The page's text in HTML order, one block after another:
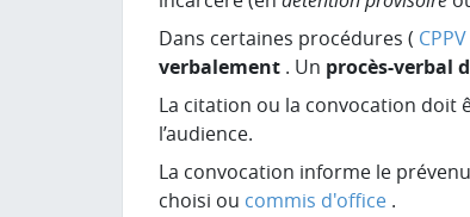
Dans certaines procédures ( CPPV
verbalement . Un procès-verbal
La citation ou la convocation doit
l’audience.
La convocation informe le
choisi ou commis d'office .